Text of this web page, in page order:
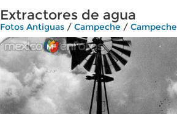
Extractores de agua
Fotos Antiguas / Campeche / Campeche